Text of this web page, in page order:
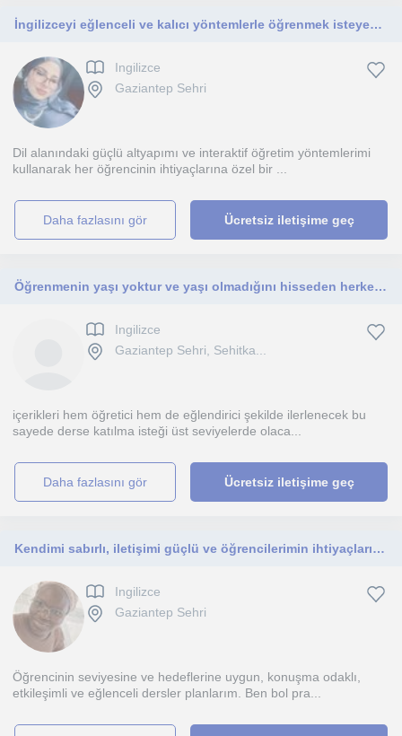
İngilizceyi eğlenceli ve kalıcı yöntemlerle öğrenmek isteyenler için kişiselleştirilmiş, dinamik dersler sunuyoruM
Ingilizce
Gaziantep Sehri
Dil alanındaki güçlü altyapımı ve interaktif öğretim yöntemlerimi
kullanarak her öğrencinin ihtiyaçlarına özel bir ...
daha fazlasını gör Ücretsiz iletişime geç
Öğrenmenin yaşı yoktur ve yaşı olmadığını hisseden herkese dünya dili olan ingilizceyi öğretme üzerinde katkıda bulunmak isterim.
Ingilizce
Gaziantep Sehri, Sehitka...
içerikleri hem öğretici hem de eğlendirici şekilde ilerlenecek bu
sayede derse katılma isteği üst seviyelerde olaca...
daha fazlasını gör Ücretsiz iletişime geç
Kendimi sabırlı, iletişimi güçlü ve öğrencilerimin ihtiyaçlarına göre derslerini uyarlayan bir İngilizce öğretmenim.
Ingilizce
Gaziantep Sehri
Öğrencinin seviyesine ve hedeflerine uygun, konuşma odaklı,
etkileşimli ve eğlenceli dersler planlarım. Ben bol pra...